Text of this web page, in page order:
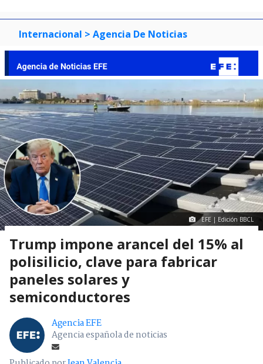
Internacional > Agencia De Noticias
EFE | Edición BBCL
Trump impone arancel del 15% al
polisilicio, clave para fabricar
paneles solares y
semiconductores
Agencia EFE
Agencia española de noticias